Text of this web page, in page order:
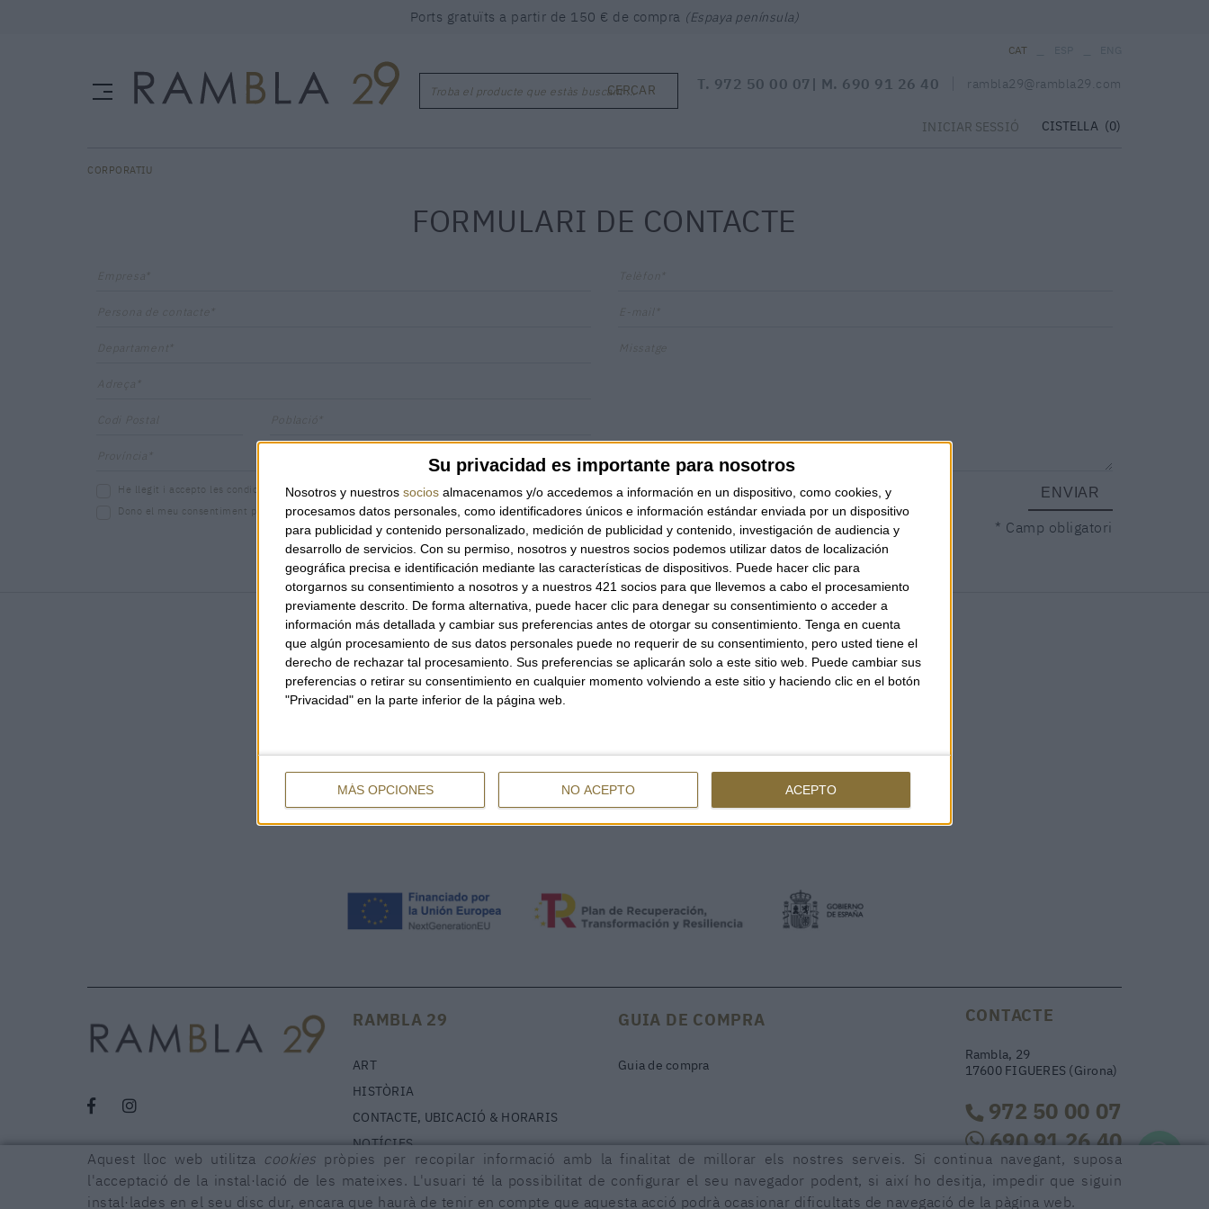
Su privacidad es importante para nosotros
Nosotros y nuestros socios almacenamos y/o accedemos a información en un dispositivo, como cookies, y
procesamos datos personales, como identificadores únicos e información estándar enviada por un dispositivo
para publicidad y contenido personalizado, medición de publicidad y contenido, investigación de audiencia y
desarrollo de servicios. Con su permiso, nosotros y nuestros socios podemos utilizar datos de localización
geográfica precisa e identificación mediante las características de dispositivos. Puede hacer clic para
otorgarnos su consentimiento a nosotros y a nuestros 421 socios para que llevemos a cabo el procesamiento
previamente descrito. De forma alternativa, puede hacer clic para denegar su consentimiento o acceder a
información más detallada y cambiar sus preferencias antes de otorgar su consentimiento. Tenga en cuenta
que algún procesamiento de sus datos personales puede no requerir de su consentimiento, pero usted tiene el
derecho de rechazar tal procesamiento. Sus preferencias se aplicarán solo a este sitio web. Puede cambiar sus
preferencias o retirar su consentimiento en cualquier momento volviendo a este sitio y haciendo clic en el botón
"Privacidad" en la parte inferior de la página web.
MÁS OPCIONES NO ACEPTO ACEPTO
Ports gratuïts a partir de 150 € de compra (Espaya península)
Troba el producte que estàs buscant ...
CERCAR
CAT
T. 972 50 00 07 | M. 690 91 26 40 rambla29@rambla29.com
INICIAR SESSIÓ CISTELLA (0)
CORPORATIU
FORMULARI DE CONTACTE
Empresa*
Persona de contacte*
Departament*
Adreça*
Codi Postal Població*
Província*
Telèfon*
E-mail*
Missatge
He llegit i accepto les condicions de protecció de dades
Dono el meu consentiment per rebre comunicacions comercials
ENVIAR
* Camp obligatori
RAMBLA 29
ART
HISTÒRIA
CONTACTE, UBICACIÓ & HORARIS
NOTÍCIES
GUIA DE COMPRA
Guia de compra
CONTACTE
Rambla, 29
17600 FIGUERES (Girona)
972 50 00 07
690 91 26 40
rambla29@rambla29.com
Aquest lloc web utilitza cookies pròpies per recopilar informació amb la finalitat de millorar els nostres serveis. Si continua navegant, suposa
l'acceptació de la instal·lació de les mateixes. L'usuari té la possibilitat de configurar el seu navegador podent, si així ho desitja, impedir que siguin
instal·lades en el seu disc dur, encara que haurà de tenir en compte que aquesta acció podrà ocasionar dificultats de navegació de la pàgina web.